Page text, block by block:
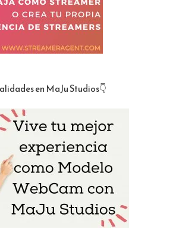
en MaJu Studios👇